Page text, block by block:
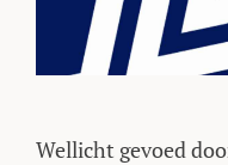
Wellicht gevoed